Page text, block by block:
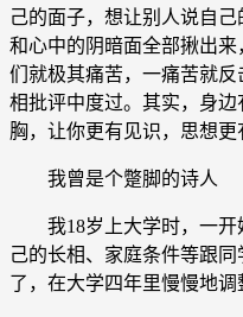
己的面子，想让别人说自
和心中的阴暗面全部揪出
们就极其痛苦，一痛苦就
相批评中度过。其实，身
胸，让你更有见识，思想更
我曾是个蹩脚的诗人
我18岁上大学时，一开
己的长相、家庭条件等跟
了，在大学四年里慢慢地调